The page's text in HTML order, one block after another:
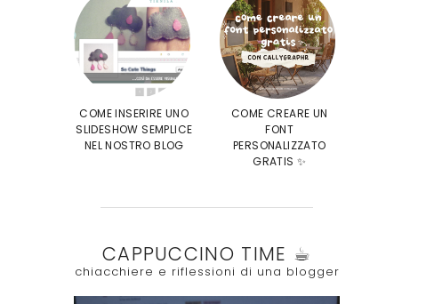
COME INSERIRE UNO
SLIDESHOW SEMPLICE
NEL NOSTRO BLOG
COME CREARE UN
FONT
PERSONALIZZATO
GRATIS ✨
CAPPUCCINO TIME ☕︎
chiacchiere e riflessioni di una blogger